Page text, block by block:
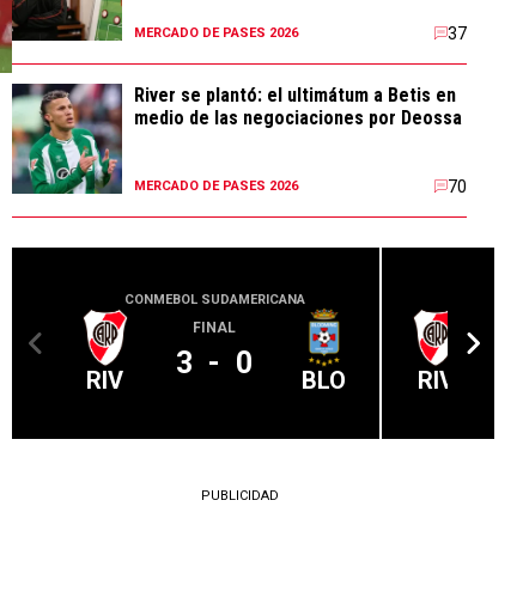
MERCADO DE PASES 2026 37
River se plantó: el ultimátum a Betis en
medio de las negociaciones por Deossa
MERCADO DE PASES 2026 70
CONMEBOL SUDAMERICANA
RIV
FINAL
3 - 0 BLO RIV
PUBLICIDAD